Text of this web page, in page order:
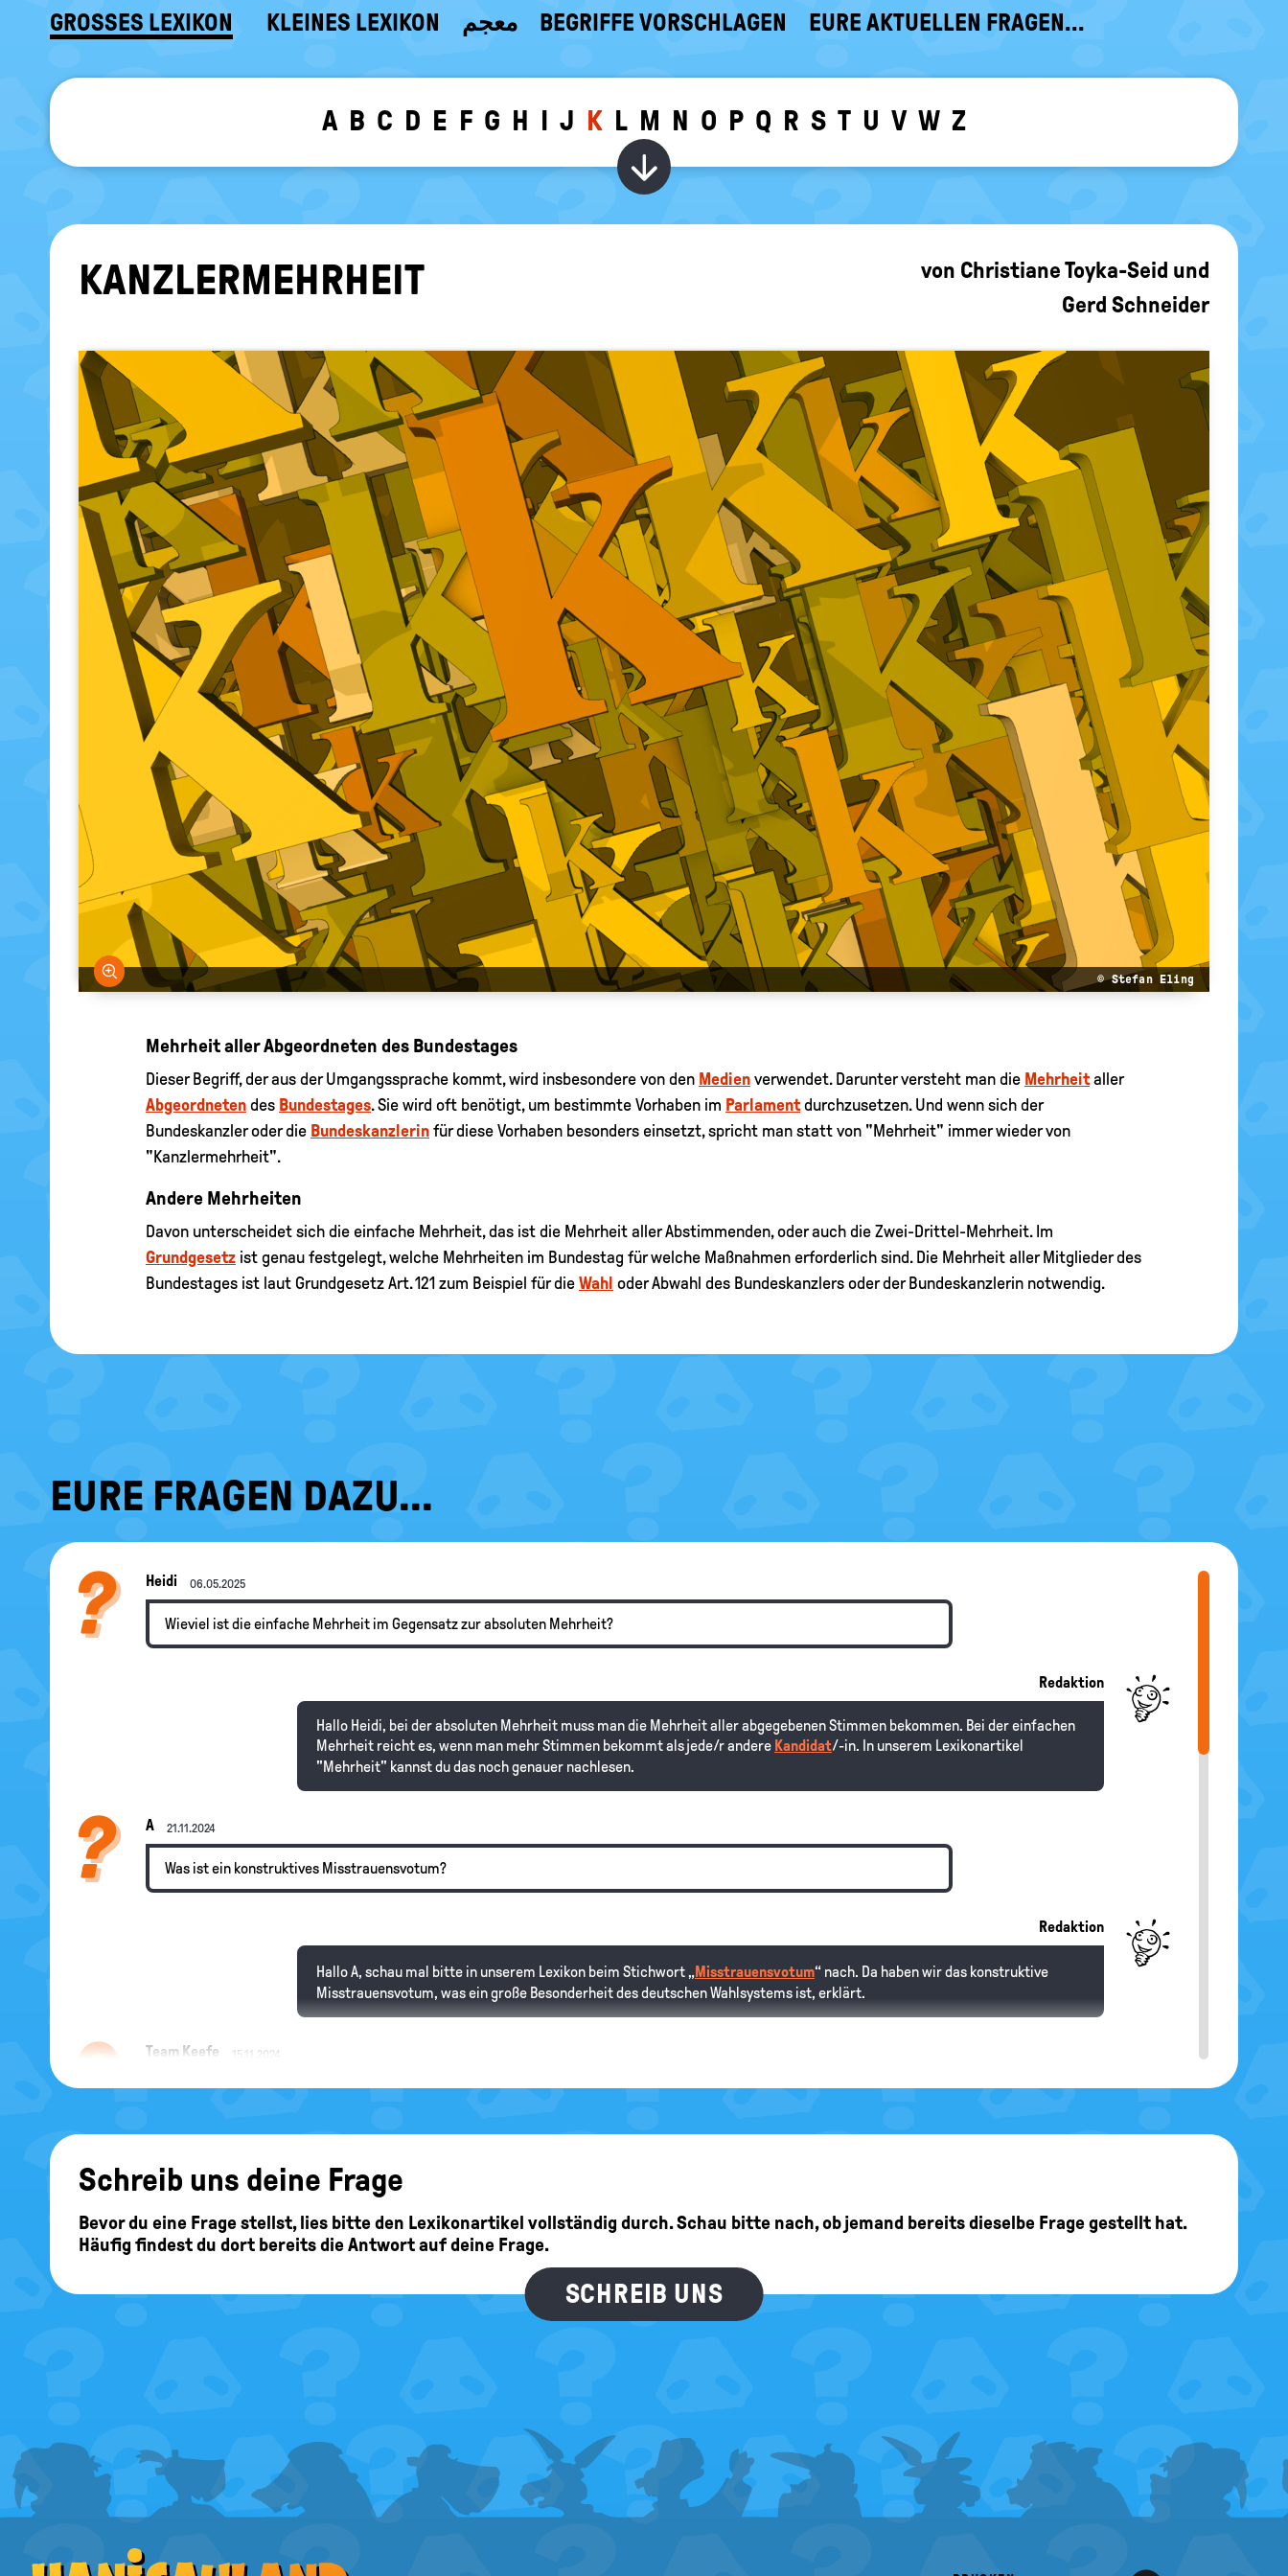
GROSSES LEXIKON KLEINES LEXIKON معجم BEGRIFFE VORSCHLAGEN EURE AKTUELLEN FRAGEN...
A B C D E F G H I J K L M N O P Q R S T U V W Z
Wörter zu dem gewählten Buchstaben ein-/
KANZ­LER­MEHR­HEIT von Christiane Toyka-Seid und
Gerd Schneider
Bild vergrößern
© Stefan Eling
Mehrheit aller Abgeordneten des Bundestages
Dieser Begriff, der aus der Umgangssprache kommt, wird insbesondere von den Medien verwendet. Darunter versteht man die Mehrheitaller
Abgeordneten des Bundestages. Sie wird oft benötigt, um bestimmte Vorhaben im Parlamentdurchzusetzen. Und wenn sich der
Bundeskanzler oder die Bundeskanzlerin für diese Vorhaben besonders einsetzt, spricht man statt von "Mehrheit" immer wieder von
"Kanzlermehrheit".
Andere Mehrheiten
Davon unterscheidet sich die einfache Mehrheit, das ist die Mehrheit aller Abstimmenden, oder auch die Zwei-Drittel-Mehrheit. Im
Grundgesetz ist genau festgelegt, welche Mehrheiten im Bundestag für welche Maßnahmen erforderlich sind. Die Mehrheit aller Mitglieder des
Bundestages ist laut Grundgesetz Art. 121 zum Beispiel für die Wahl oder Abwahl des Bundeskanzlers oder der Bundeskanzlerin notwendig.
EURE FRAGEN DAZU...
Heidi 06.05.2025
Wieviel ist die einfache Mehrheit im Gegensatz zur absoluten Mehrheit?
Redaktion
Hallo Heidi, bei der absoluten Mehrheit muss man die Mehrheit aller abgegebenen Stimmen bekommen. Bei der einfachen
Mehrheit reicht es, wenn man mehr Stimmen bekommt als jede/r andere Kandidat/-in. In unserem Lexikonartikel
"Mehrheit" kannst du das noch genauer nachlesen.
A 21.11.2024
Was ist ein konstruktives Misstrauensvotum?
Redaktion
Hallo A, schau mal bitte in unserem Lexikon beim Stichwort „Misstrauensvotum“ nach. Da haben wir das konstruktive
Misstrauensvotum, was ein große Besonderheit des deutschen Wahlsystems ist, erklärt.
Team Keefe 15.11.2024
Hallo Team Keefe, die
Damit hat man eine Vorstellung, auf wen es hinauslaufen könnte. Gewählt werden aber bei der Bundestagswahl zunächst
die Parteien. Diese müssen sich nach der Wahl zu einer Regierungskoalition zusammenfinden und dann überlegen, wen sie
als Kanzler oder als Kanzlerin vorschlagen wollen. Der oder die muss dann vom Bundestag mi absoluter Mehrheit aller
Hallo Kany, nur wenn eine Partei die absolute Mehrheit der Stimmen bei der Wahl bekommt, können die Wählerinnen und
Wähler mit ziemlicher Sicherheit wissen, wer der oder die neue Regierungschef/in wird. In allen anderen Fällen müssen
sich die Parteien zu einer Regierungskoalition zusammenfinden. Diese bestimmt dann, wer dem Parlament als
Schreib uns deine Frage
Bevor du eine Frage stellst, lies bitte den Lexikonartikel vollständig durch. Schau bitte nach, ob jemand bereits dieselbe Frage gestellt hat.
Häufig findest du dort bereits die Antwort auf deine Frage.
SCHREIB UNS
FOOTER
MENU